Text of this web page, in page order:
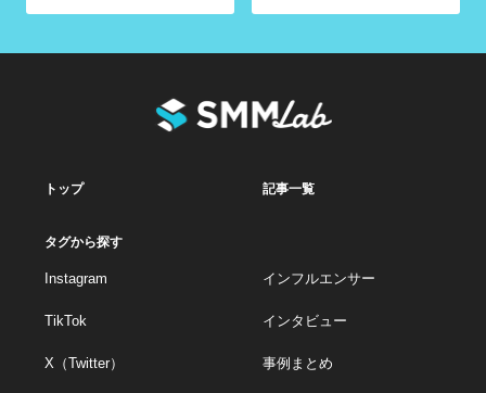
トップ 記事一覧
タグから探す
Instagram
TikTok
X（Twitter）
インフルエンサー
インタビュー
事例まとめ